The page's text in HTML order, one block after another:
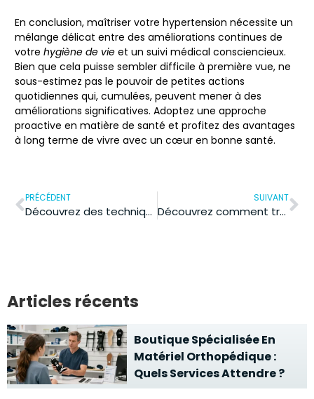
En conclusion, maîtriser votre hypertension nécessite un
mélange délicat entre des améliorations continues de
votre hygiène de vie et un suivi médical consciencieux.
Bien que cela puisse sembler difficile à première vue, ne
sous-estimez pas le pouvoir de petites actions
quotidiennes qui, cumulées, peuvent mener à des
améliorations significatives. Adoptez une approche
proactive en matière de santé et profitez des avantages
à long terme de vivre avec un cœur en bonne santé.
PRÉCÉDENT
Découvrez des techniques de relaxation inédites pour apaiser votre esprit !
SUIVANT
Découvrez comment transformer votre santé avec ces exercices faciles pour débutants
Articles récents
Boutique Spécialisée En
Matériel Orthopédique :
Quels Services Attendre ?